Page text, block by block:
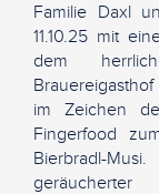
Familie Daxl
11.10.25 mit
dem
im Zeichen
Fingerfood
Bierbradl-